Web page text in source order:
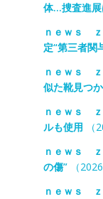
体…捜査進
ｎｅｗｓ
定“第三者関
ｎｅｗｓ
似た靴見つ
ｎｅｗｓ
ルも使用 （
ｎｅｗｓ
の傷”（
ｎｅｗｓ